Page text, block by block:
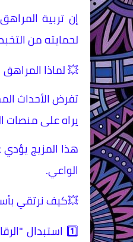
إن تربية
لحمايته من
💥 ​لماذا
​تفرض الأحداث
يراه على منصات
هذا المزيج يؤدي
الواعي.
💥​كيف نرتقي
1️⃣ ​استبدال